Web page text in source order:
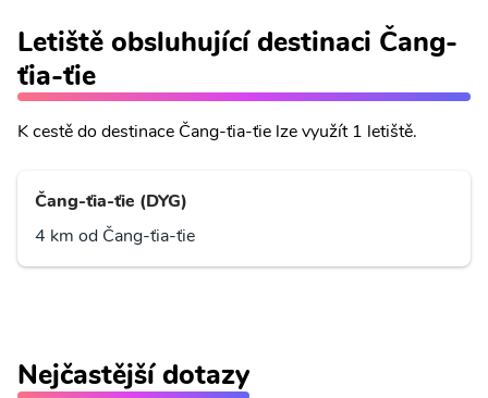
Letiště obsluhující destinaci Čang-
ťia-ťie
K cestě do destinace Čang-ťia-ťie lze využít 1 letiště.
Čang-ťia-ťie (DYG)
4 km od Čang-ťia-ťie
Nejčastější dotazy